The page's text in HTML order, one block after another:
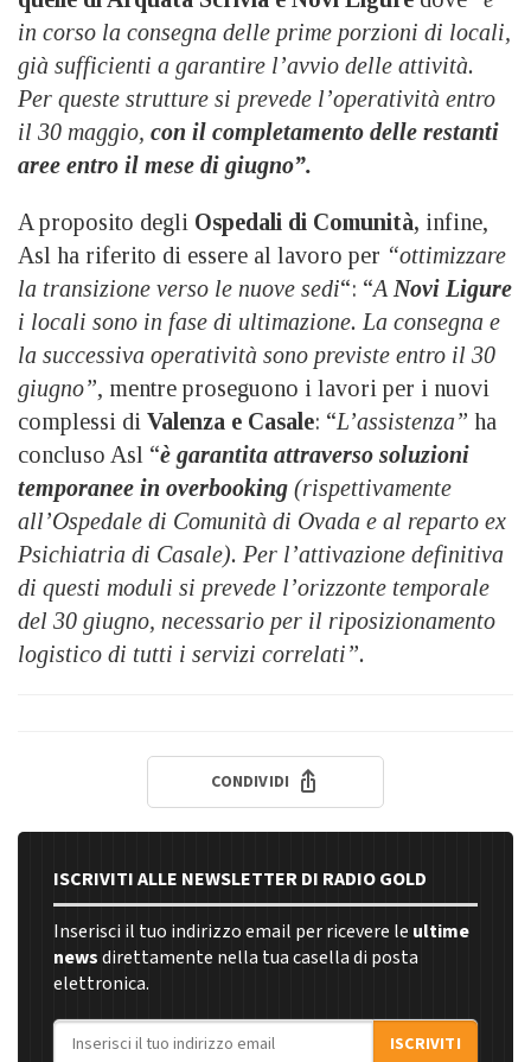
in corso la consegna delle prime porzioni di locali,
già sufficienti a garantire l’avvio delle attività.
Per queste strutture si prevede l’operatività entro
il 30 maggio, con il completamento delle restanti
aree entro il mese di giugno”.
A proposito degli Ospedali di Comunità, infine,
Asl ha riferito di essere al lavoro per “ottimizzare
la transizione verso le nuove sedi“: “A Novi Ligure
i locali sono in fase di ultimazione. La consegna e
la successiva operatività sono previste entro il 30
giugno”, mentre proseguono i lavori per i nuovi
complessi di Valenza e Casale: “L’assistenza” ha
concluso Asl “è garantita attraverso soluzioni
temporanee in overbooking (rispettivamente
all’Ospedale di Comunità di Ovada e al reparto ex
Psichiatria di Casale). Per l’attivazione definitiva
di questi moduli si prevede l’orizzonte temporale
del 30 giugno, necessario per il riposizionamento
logistico di tutti i servizi correlati”.
CONDIVIDI
ISCRIVITI ALLE NEWSLETTER DI RADIO GOLD
Inserisci il tuo indirizzo email per ricevere le ultime
newsdirettamente nella tua casella di posta
elettronica.
Indirizzo email
ISCRIVITI